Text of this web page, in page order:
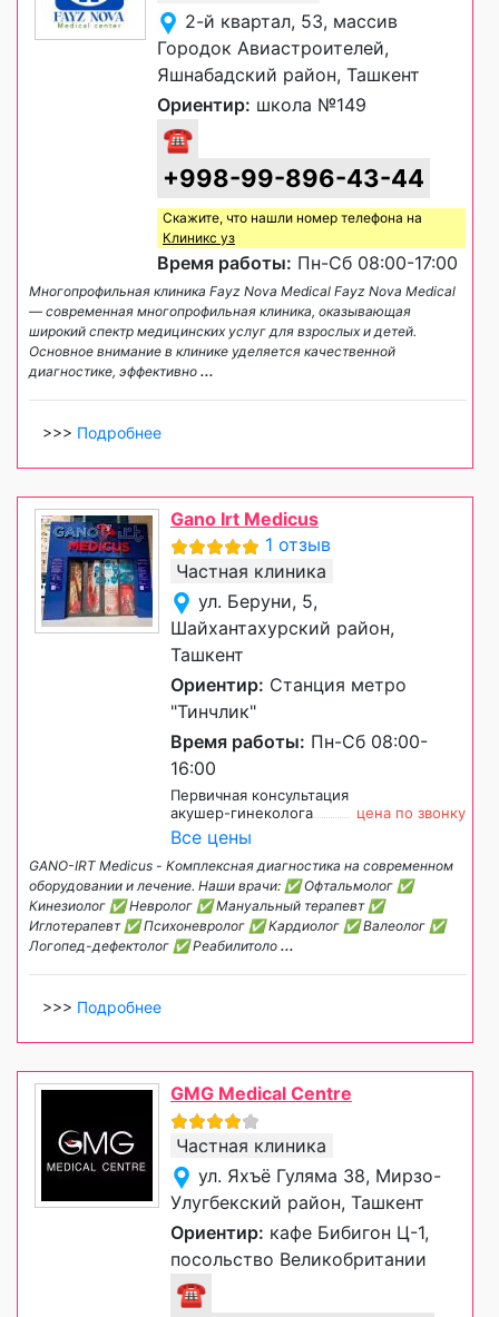
2-й квартал, 53, массив
Городок Авиастроителей,
Яшнабадский район, Ташкент
Ориентир: школа №149
☎
+998-99-896-43-44
Скажите, что нашли номер телефона на
Клиникс уз
Время работы: Пн-Сб 08:00-17:00
Многопрофильная клиника Fayz Nova Medical Fayz Nova Medical
— современная многопрофильная клиника, оказывающая
широкий спектр медицинских услуг для взрослых и детей.
Основное внимание в клинике уделяется качественной
диагностике, эффективно ...
>>> Подробнее
Gano Irt Medicus
1 отзыв
Частная клиника
ул. Беруни, 5,
Шайхантахурский район,
Ташкент
Ориентир: Станция метро
"Тинчлик"
Время работы: Пн-Сб 08:00-
16:00
Первичная консультация
акушер-гинеколога
цена по звонку
Все цены
GANO-IRT Medicus - Комплексная диагностика на современном
оборудовании и лечение. Наши врачи: ✅ Офтальмолог ✅
Кинезиолог ✅ Невролог ✅ Мануальный терапевт ✅
Иглотерапевт ✅ Психоневролог ✅ Кардиолог ✅ Валеолог ✅
Логопед-дефектолог ✅ Реабилитоло ...
>>> Подробнее
GMG Medical Centre
Частная клиника
ул. Яхъё Гуляма 38, Мирзо-
Улугбекский район, Ташкент
Ориентир: кафе Бибигон Ц-1,
посольство Великобритании
☎